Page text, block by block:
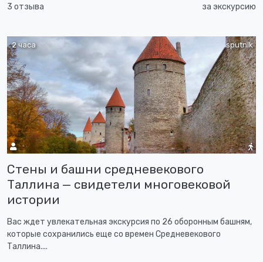
3 отзыва
за экскурсию
sputnik
2 часа
Стены и башни средневекового
Таллина — свидетели многовековой
истории
Вас ждет увлекательная экскурсия по 26 оборонным башням,
которые сохранились еще со времен Средневекового
Таллина....